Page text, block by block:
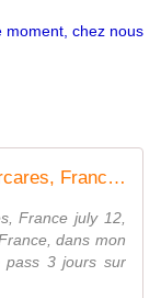
moment, chez nous
Tiësto date | ElectroBeach | Port Barcares, France - july 12, 2015 - World of Tiesto #Tiestolive
France july 12,
dans mon
pass 3 jours sur